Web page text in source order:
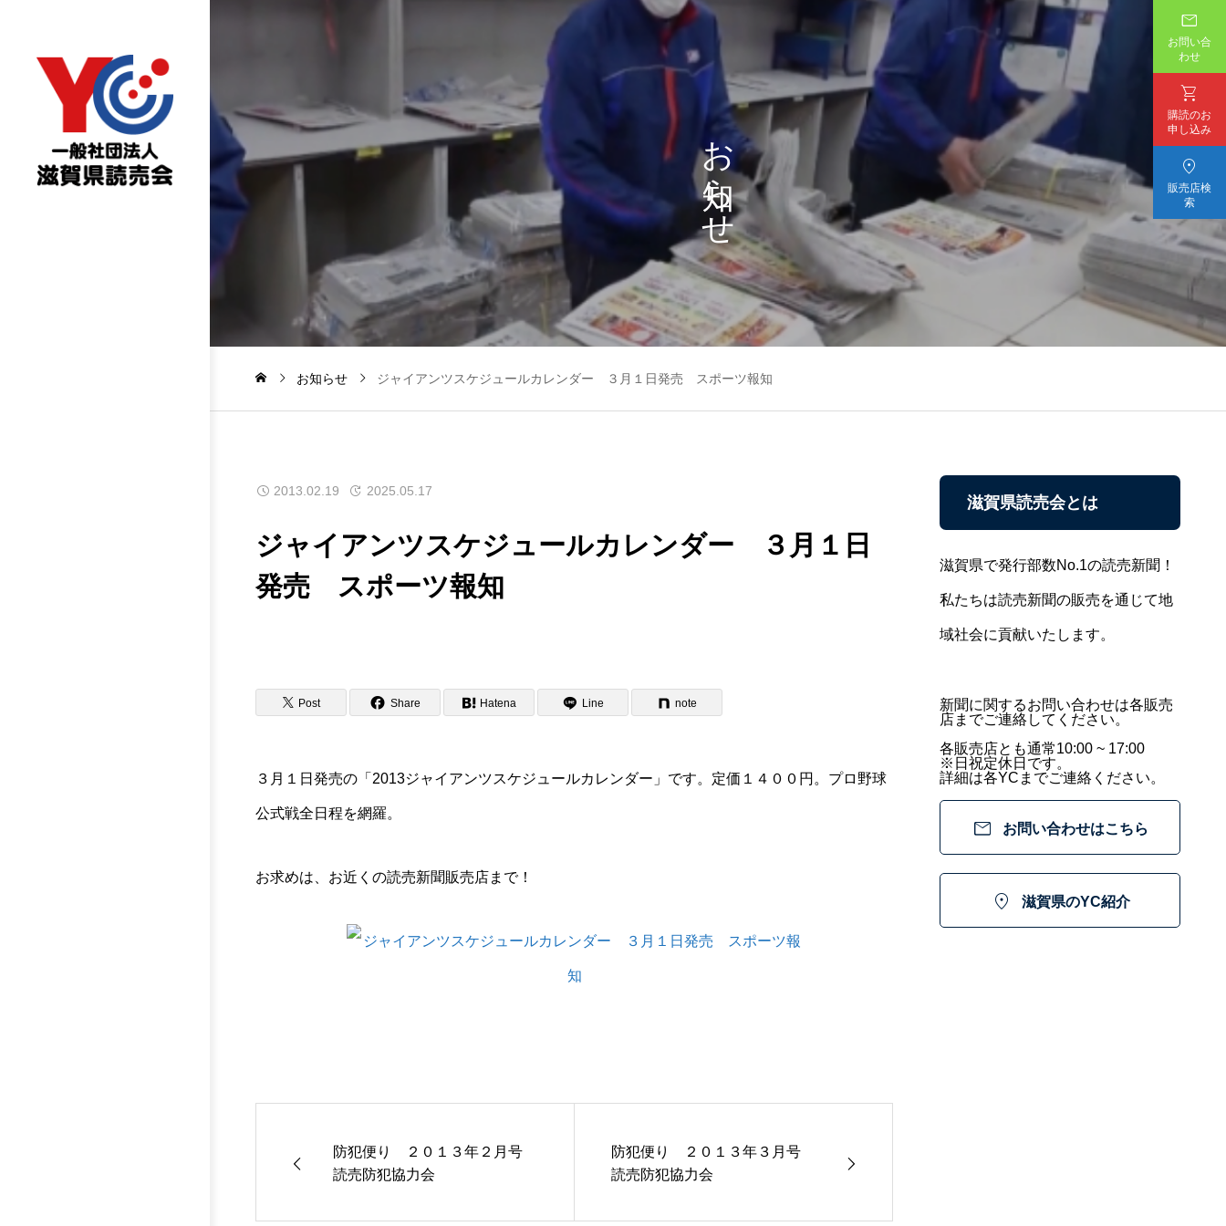

お問い合
わせ

購読のお
申し込み

販売店検
索
お
ら
せ
お知らせ ジャイアンツスケジュールカレンダー ３月１日発売 スポーツ報知
2013.02.19 2025.05.17
ジャイアンツスケジュールカレンダー ３月１日
発売 スポーツ報知
Post Share Hatena Line note
３月１日発売の「2013ジャイアンツスケジュールカレンダー」です。定価１４００円。プロ野球
公式戦全日程を網羅。
お求めは、お近くの読売新聞販売店まで！
防犯便り ２０１３年２月号
読売防犯協力会
防犯便り ２０１３年３月号
読売防犯協力会
滋賀県読売会とは
滋賀県で発行部数No.1の読売新聞！
私たちは読売新聞の販売を通じて地
域社会に貢献いたします。
新聞に関するお問い合わせは各販売
店までご連絡してください。
各販売店とも通常10:00 ~ 17:00
※日祝定休日です。
詳細は各YCまでご連絡ください。
 お問い合わせはこちら
 滋賀県のYC紹介